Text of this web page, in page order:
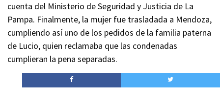
cuenta del Ministerio de Seguridad y Justicia de La
Pampa. Finalmente, la mujer fue trasladada a Mendoza,
cumpliendo así uno de los pedidos de la familia paterna
de Lucio, quien reclamaba que las condenadas
cumplieran la pena separadas.